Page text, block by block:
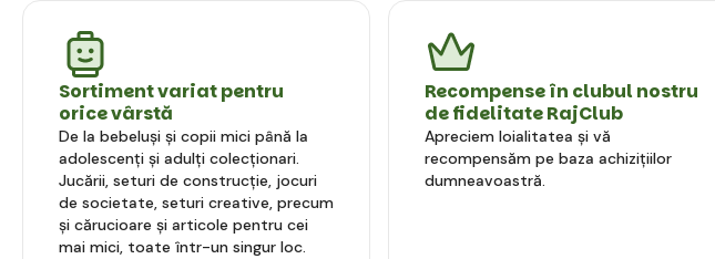
Sortiment variat pentru
orice vârstă
De la bebeluși și copii mici până la
adolescenți și adulți colecționari.
Jucării, seturi de construcție, jocuri
de societate, seturi creative, precum
și cărucioare și articole pentru cei
mai mici, toate într-un singur loc.
Recompense în clubul nostru
de fidelitate RajClub
Apreciem loialitatea și vă
recompensăm pe baza achizițiilor
dumneavoastră.